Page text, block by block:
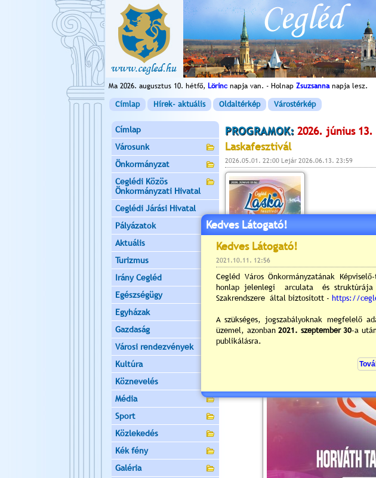
Ma 2026. augusztus 10. hétfő, Lörinc napja van. - Holnap Zsuzsannanapja lesz.
Címlap Hírek- aktuális Oldaltérkép Várostérkép
Címlap
Városunk
Önkormányzat
Ceglédi Közös
Önkormányzati Hivatal
Ceglédi Járási Hivatal
Pályázatok
Aktuális
Turizmus
Irány Cegléd
Egészségügy
Egyházak
Gazdaság
Városi rendezvények
Kultúra
Köznevelés
Média
Sport
Közlekedés
Kék fény
Galéria
PROGRAMOK: 2026. június 13.
Laskafesztivál
2026.05.01. 22:00 Lejár 2026.06.13. 23:59
Kedves Látogató!